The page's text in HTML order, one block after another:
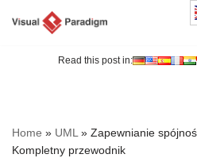
Read this post in:
Home » UML» Zapewnianie
Kompletny przewodnik